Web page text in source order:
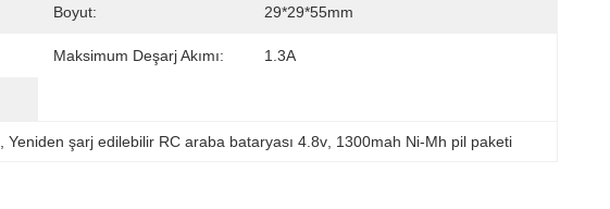
Boyut: 29*29*55mm
Maksimum Deşarj Akımı: 1.3A
, Yeniden şarj edilebilir RC araba bataryası 4.8v 1300mah Ni-Mh pil paketi